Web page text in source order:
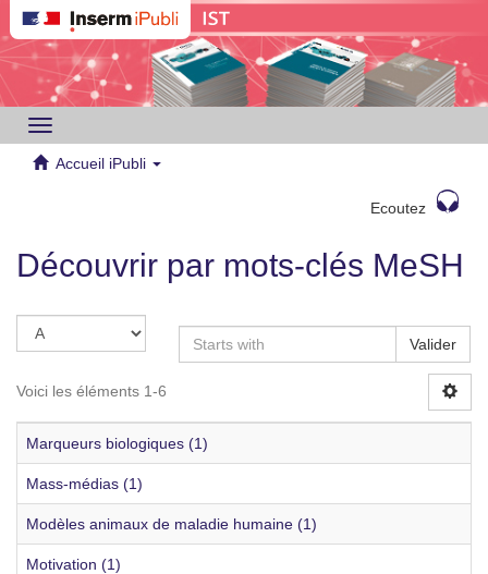
Toggle
navigation
Accueil iPubli
Ecoutez
Découvrir par mots-clés MeSH
Valider
Voici les éléments 1-6
Marqueurs biologiques (1)
Mass-médias (1)
Modèles animaux de maladie humaine (1)
Motivation (1)